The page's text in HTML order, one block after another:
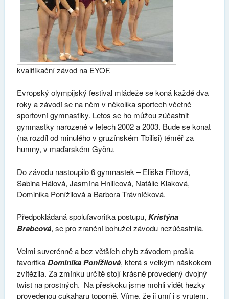
kvalifikační závod na EYOF.
Evropský olympijský festival mládeže se koná každé dva
roky a závodí se na něm v několika sportech včetně
sportovní gymnastiky. Letos se ho můžou zúčastnit
gymnastky narozené v letech 2002 a 2003. Bude se konat
(na rozdíl od minulého v gruzínském Tbilisi) téměř za
humny, v maďarském Györu.
Do závodu nastoupilo 6 gymnastek – Eliška Fiřtová,
Sabina Hálová, Jasmína Hnilicová, Natálie Klaková,
Dominika Ponížilová a Barbora Trávníčková.
Předpokládaná spolufavoritka postupu, Kristýna
Brabcová, se pro zranění bohužel závodu nezúčastnila.
Velmi suverénně a bez větších chyb závodem prošla
favoritkaDominika Ponížilová, která s velkým náskokem
zvítězila. Za zmínku určitě stojí krásně provedený dvojný
twist na prostných. Na přeskoku jsme mohli vidět hezky
provedenou cukaharu toporně. Víme, že ji umí i s vrutem,